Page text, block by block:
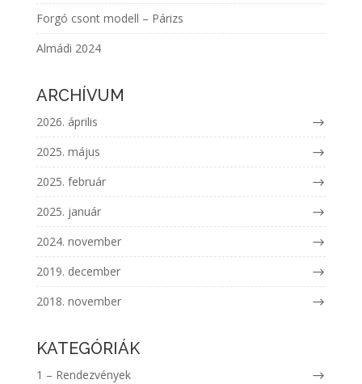
Forgó csont modell – Párizs
Almádi 2024
ARCHÍVUM
2026. április
2025. május
2025. február
2025. január
2024. november
2019. december
2018. november
KATEGÓRIÁK
1 – Rendezvények